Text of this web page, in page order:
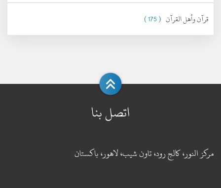
قرآن وأهل القرآن ( 175 )
اتصل بنا
مركز النور، كالج رود، تاون شيب، لاهور، باكستان